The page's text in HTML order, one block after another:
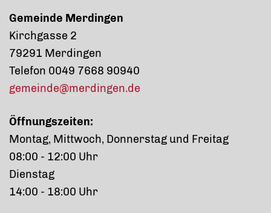
Gemeinde Merdingen
Kirchgasse 2
79291 Merdingen
Telefon 0049 7668 90940
gemeinde@merdingen.de
Öffnungszeiten:
Montag, Mittwoch, Donnerstag und Freitag
08:00 - 12:00 Uhr
Dienstag
14:00 - 18:00 Uhr